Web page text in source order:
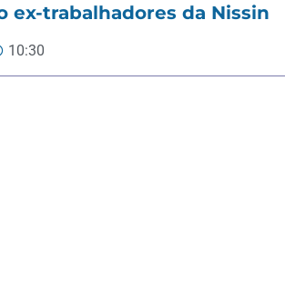
ex-trabalhadores da Nissin
10:30